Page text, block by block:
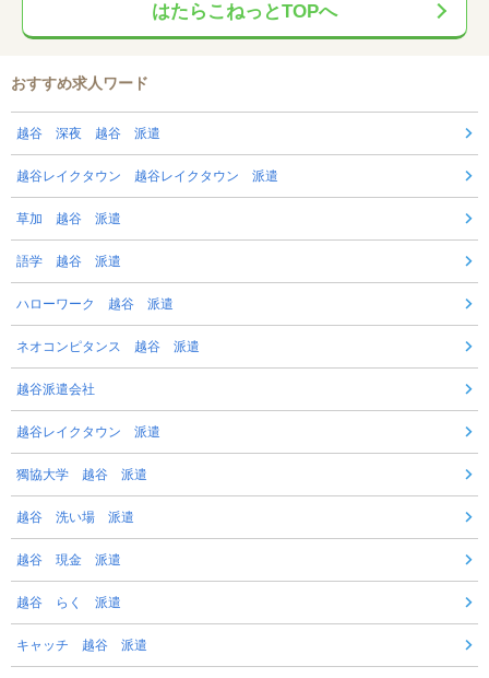
はたらこねっとTOPへ
おすすめ求人ワード
越谷 深夜 越谷 派遣
越谷レイクタウン 越谷レイクタウン 派遣
草加 越谷 派遣
語学 越谷 派遣
ハローワーク 越谷 派遣
ネオコンピタンス 越谷 派遣
越谷派遣会社
越谷レイクタウン 派遣
獨協大学 越谷 派遣
越谷 洗い場 派遣
越谷 現金 派遣
越谷 らく 派遣
キャッチ 越谷 派遣